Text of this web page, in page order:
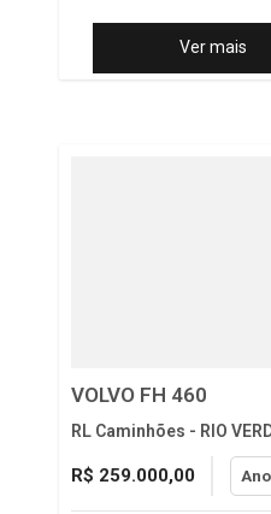
Ver mais
VOLVO FH 460
RL Caminhões - RIO
R$ 259.000,00